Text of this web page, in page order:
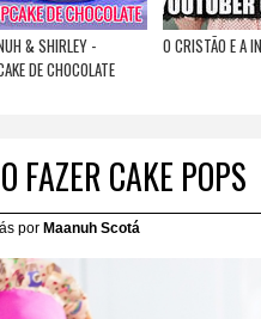
& SHIRLEY -
DE CHOCOLATE
O CRISTÃO E A
FAZER CAKE POPS
por Maanuh Scotá